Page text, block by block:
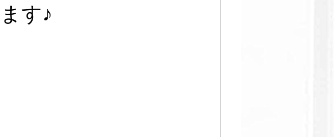
ング・フットウエア
す♪